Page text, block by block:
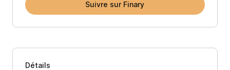
Suivre sur Finary
Détails